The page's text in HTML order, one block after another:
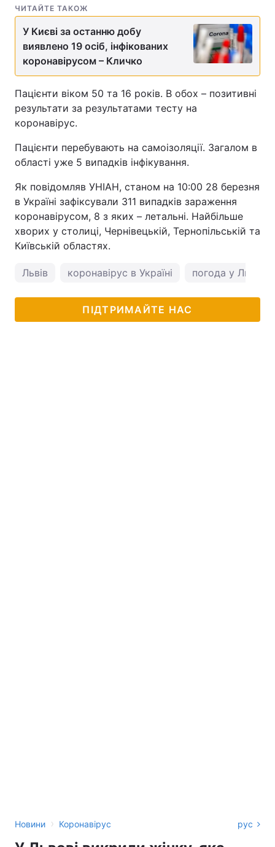
ЧИТАЙТЕ ТАКОЖ
У Києві за останню добу
виявлено 19 осіб, інфікованих
коронавірусом – Кличко
Пацієнти віком 50 та 16 років. В обох – позитивні
результати за результатами тесту на
коронавірус.
Пацієнти перебувають на самоізоляції. Загалом в
області уже 5 випадків інфікування.
Як повідомляв УНІАН, станом на 10:00 28 березня
в Україні зафіксували 311 випадків зараження
коронавірусом, 8 з яких – летальні. Найбільше
хворих у столиці, Чернівецькій, Тернопільській та
Київській областях.
Львів коронавірус в Україні погода у Львові
ПІДТРИМАЙТЕ НАС
Новини › Коронавірус рус